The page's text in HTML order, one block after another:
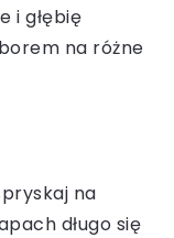
i głębię
na różne
na
długo się